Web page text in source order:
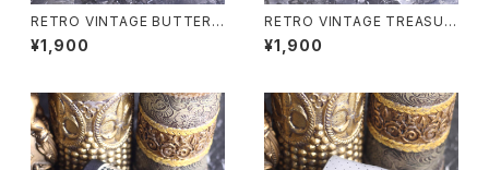
RETRO VINTAGE BUTTERF
LY PATTERNED DESIGN TI
E/レトロ古着バタフライ柄デザイ
¥1,900
RETRO VINTAGE TREASUR
E PATTERNED DESIGN SILK
TIE/レトロ古着柄デザインシル
¥1,900